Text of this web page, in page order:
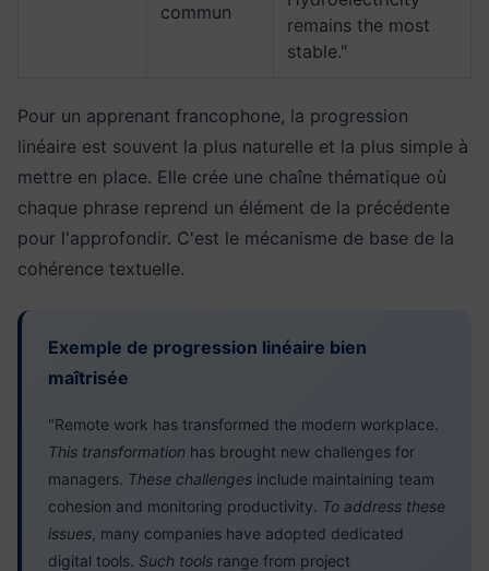
commun
remains the most
stable."
Pour un apprenant francophone, la progression
linéaire est souvent la plus naturelle et la plus simple à
mettre en place. Elle crée une chaîne thématique où
chaque phrase reprend un élément de la précédente
pour l'approfondir. C'est le mécanisme de base de la
cohérence textuelle.
Exemple de progression linéaire bien
maîtrisée
"Remote work has transformed the modern workplace.
This transformation has brought new challenges for
managers. These challenges include maintaining team
cohesion and monitoring productivity. To address these
issues , many companies have adopted dedicated
digital tools. Such tools range from project